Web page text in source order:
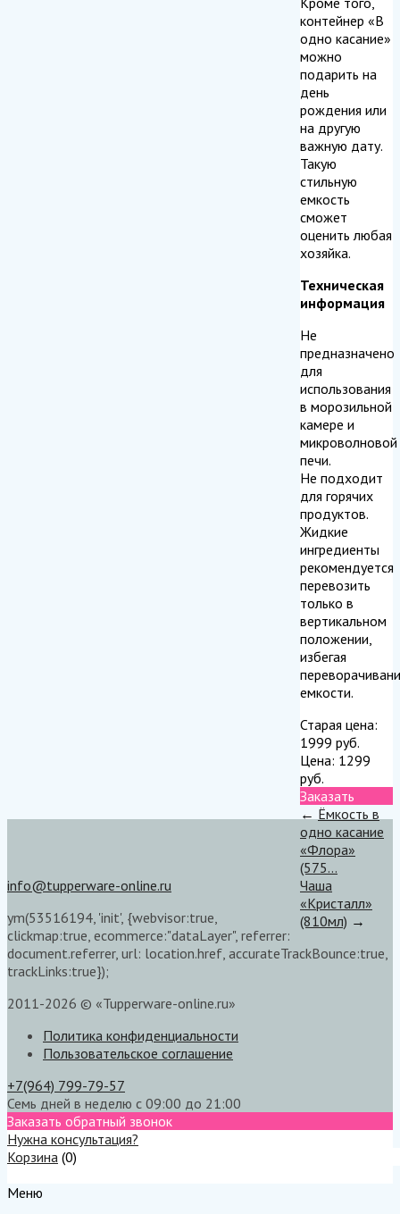
контейнер «В
одно касание»
можно
подарить на
день
рождения или
на другую
важную дату.
Такую
стильную
емкость
сможет
оценить любая
хозяйка.
Техническая
информация
Не
предназначено
для
использования
в морозильной
камере и
микроволновой
печи.
Не подходит
для горячих
продуктов.
Жидкие
ингредиенты
рекомендуется
перевозить
только в
вертикальном
положении,
избегая
емкости.
Старая цена:
1999 руб.
Цена: 1299
руб.
Заказать
← Ёмкость в
одно касание
«Флора»
(575...
Чаша
«Кристалл»
(810мл) →
info@tupperware-online.ru
ym(53516194, 'init', {webvisor:true,
clickmap:true, ecommerce:"dataLayer", referrer:
document.referrer, url: location.href, accurateTrackBounce:true,
trackLinks:true});
2011-2026 © «Tupperware-online.ru»
Политика конфиденциальности
Пользовательское соглашение
+7(964) 799-79-57
Семь дней в неделю с 09:00 до 21:00
Заказать обратный звонок
Нужна консультация?
Корзина (0)
Меню